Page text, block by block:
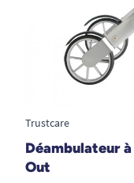
Trustcare
Déambulateur
Out